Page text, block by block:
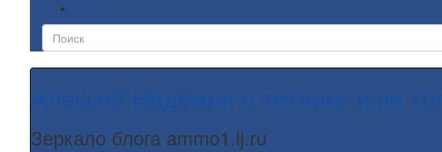
Алексей Надёжин о технике и не
Зеркало блога ammo1.lj.ru